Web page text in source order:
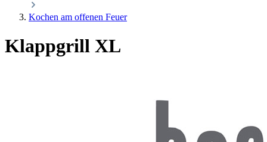
Kochen am offenen Feuer
Klappgrill XL